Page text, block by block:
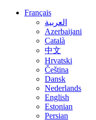
Français
العربية
Azerbaijani
Català
中文
Hrvatski
Čeština
Dansk
Nederlands
English
Estonian
Persian